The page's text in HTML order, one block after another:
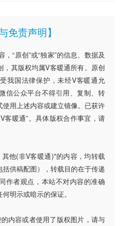
免责声明】
“原创”或“独家”的信息、数据及
，其版权均属V客暖通所有。原创
我国法律保护，未经V客暖通允
信公众平台不得引用、复制、转
用上述内容或建立镜像。已获许
客暖通”。具体版权合作事宜，请
他(非V客暖通)"的内容，均转载
供稿配图），转载目的在于传递
作者观点，本站不对内容的准确
明示或暗示的保证。
内容或者使用了版权图片，请与